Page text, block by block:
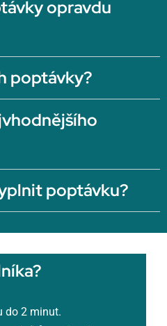
opravdu
poptávky?
poptávku?
do 2 minut.